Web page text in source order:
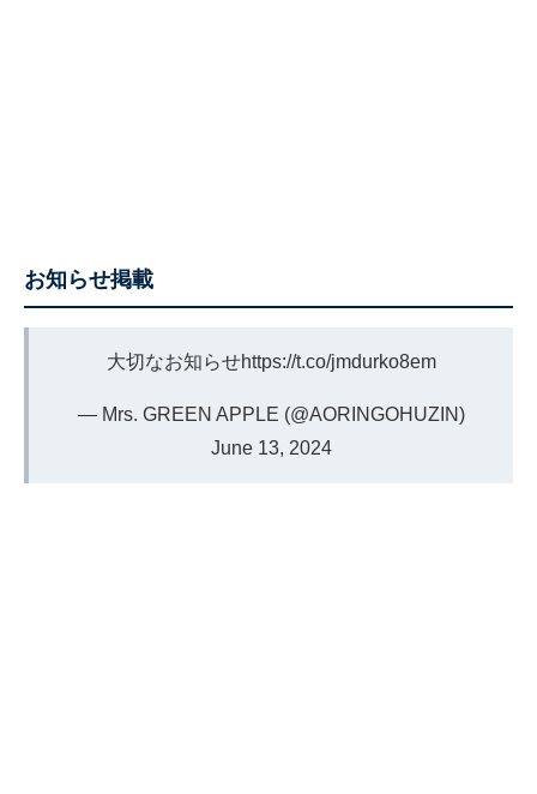
お知らせ掲載
大切なお知らせhttps://t.co/jmdurko8em
— Mrs. GREEN APPLE (@AORINGOHUZIN)
June 13, 2024